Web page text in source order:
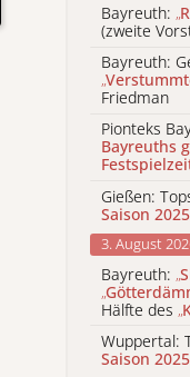
Bayreuth: „
(zweite
Bayreuth:
„
Friedman
Pionteks
Bayreuths
Gießen:
Saison
3. August
Bayreuth: „
„
Hälfte des „
Wuppertal:
Saison